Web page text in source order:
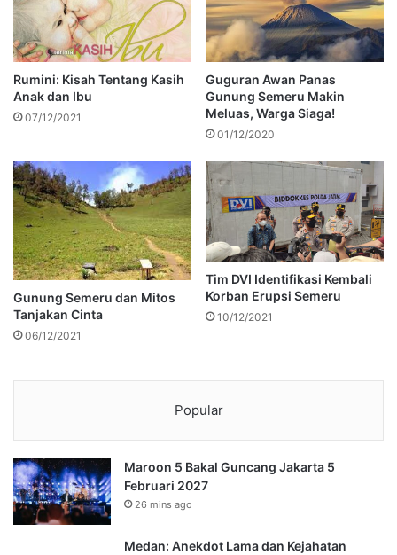
Rumini: Kisah Tentang Kasih
Anak dan Ibu
07/12/2021
Guguran Awan Panas
Gunung Semeru Makin
Meluas, Warga Siaga!
01/12/2020
Gunung Semeru dan Mitos
Tanjakan Cinta
06/12/2021
Tim DVI Identifikasi Kembali
Korban Erupsi Semeru
10/12/2021
Popular
Maroon 5 Bakal Guncang Jakarta 5
Februari 2027
26 mins ago
Medan: Anekdot Lama dan Kejahatan